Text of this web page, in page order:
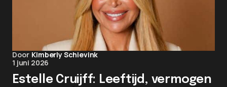
Door Kimberly Schievink
1 juni 2026
Estelle Cruijff: Leeftijd, vermogen